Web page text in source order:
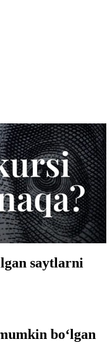
saytlarni
bo‘lgan